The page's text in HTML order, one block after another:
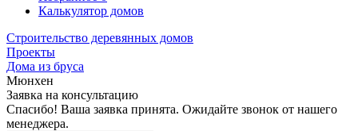
Калькулятор домов
Строительство деревянных домов
Проекты
Дома из бруса
Мюнхен
Заявка на консультацию
Спасибо! Ваша заявка принята. Ожидайте звонок от нашего
менеджера.